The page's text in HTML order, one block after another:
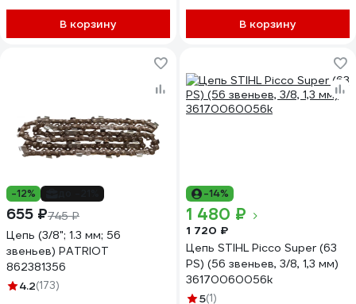
В корзину В корзину
-12%
655 ₽745 ₽
Цепь (3/8"; 1.3 мм; 56
звеньев) PATRIOT
862381356
4.2(173)
-14%
1 480 ₽
1 720 ₽
Цепь STIHL Picco Super (63
PS) (56 звеньев, 3/8, 1,3 мм)
36170060056k
5(1)